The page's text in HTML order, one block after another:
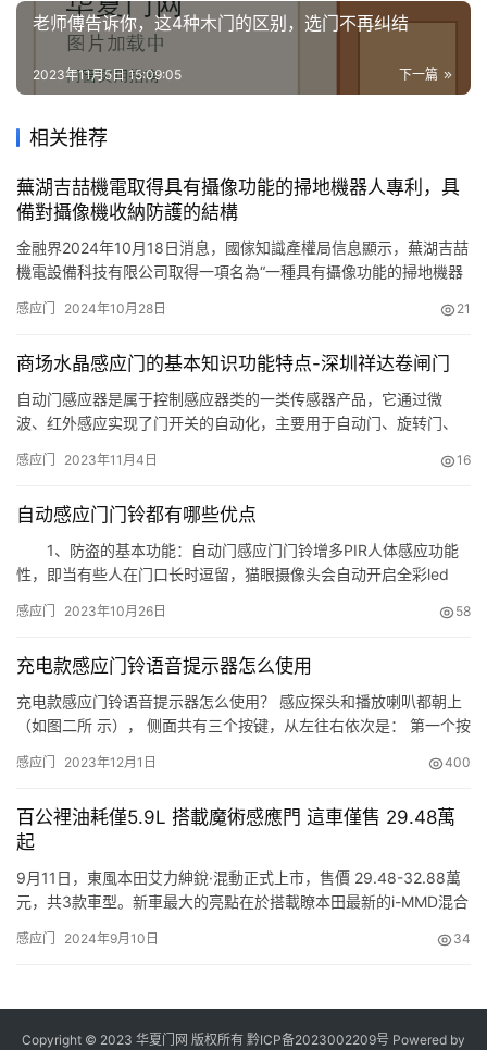
老师傅告诉你，这4种木门的区别，选门不再纠结
下一篇
2023年11月5日 15:09:05
相关推荐
蕪湖吉喆機電取得具有攝像功能的掃地機器人專利，具
備對攝像機收納防護的結構
金融界2024年10月18日消息，國傢知識產權局信息顯示，蕪湖吉喆
機電設備科技有限公司取得一項名為“一種具有攝像功能的掃地機器
月。 專利摘要顯示，本實用新型公開瞭一種具有攝像功能的掃地機
接有支撐罩，所述支撐罩的內底壁固定安裝有…
感应门 2024年10月28日 21
商场水晶感应门的基本知识功能特点-深圳祥达卷闸门
自动门感应器是属于控制感应器类的一类传感器产品，它通过微
波、红外感应实现了门开关的自动化，主要用于自动门、旋转门、
介绍自动门感应器的特点吧： 自动门感应器有微波自动门感应器和
行反应，因而反应速度快，适用于行走速度正常的人员通过的场
所，它的特点…
感应门 2023年11月4日 16
自动感应门门铃都有哪些优点
1、防盗的基本功能：自动门感应门门铃增多PIR人体感应功能
性，即当有些人在门口长时逗留，猫眼摄像头会自动开启全彩led
起着看门的功能性，让窃贼“束手无策”。 2、低成本，功能损耗
快对接到家居家具机器设备应用系统，其高性价比相对来说更好某…
感应门 2023年10月26日 58
充电款感应门铃语音提示器怎么使用
充电款感应门铃语音提示器怎么使用？ 感应探头和播放喇叭都朝上
（如图二所 示）， 侧面共有三个按键，从左往右依次是： 第一个按
按键是开机和关机一体键 （如图三所示）。 供电方式：5伏1安培稳
≤300mA（DC5） 音频格式 MP3 码率：8…
感应门 2023年12月1日 400
百公裡油耗僅5.9L 搭載魔術感應門 這車僅售 29.48萬
起
9月11日，東風本田艾力紳銳·混動正式上市，售價 29.48-32.88萬
元，共3款車型。新車最大的亮點在於搭載瞭本田最新的i-MMD混合
節油利器 此次上市的艾力紳銳·混動應用的本田第三代i-MMD混動系
感应门 2024年9月10日 34
Copyright © 2023 华夏门网 版权所有 黔ICP备2023002209号 Powered by